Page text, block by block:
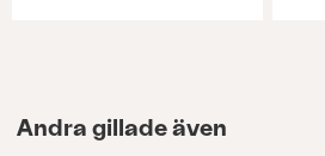
Andra gillade även